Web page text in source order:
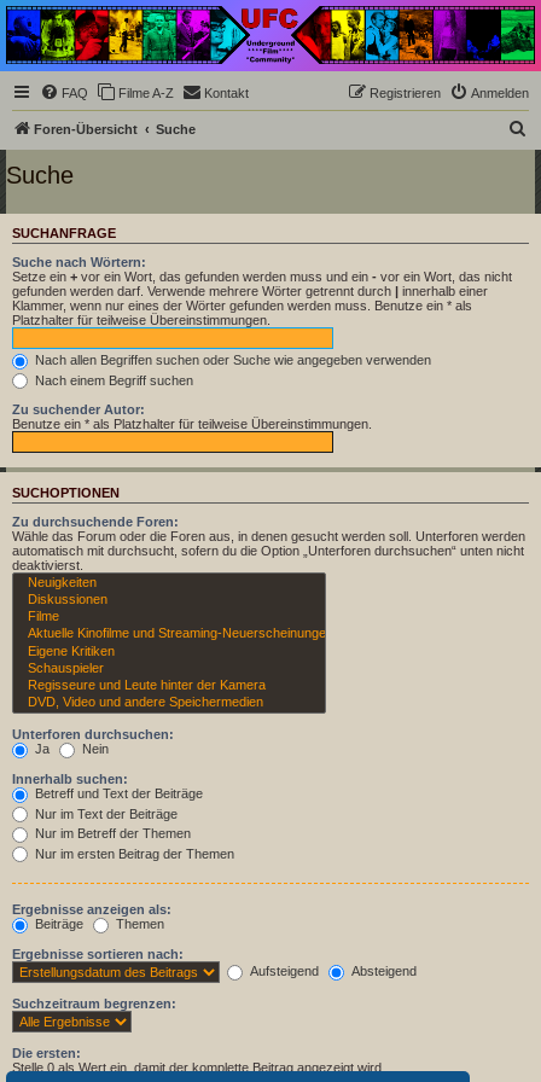
Underground Film
Community
Die Underground Film Community ist ein deutschsprachiges Filmforum und ein Paradies
für Cineasten und Filmsüchtige jenseits des Mainstreams.
FAQ Filme A-Z Kontakt Anmelden
Registrieren
Foren-Übersicht Suche
h
e
Suche
SUCHANFRAGE
Suche nach Wörtern:
Setze ein + vor ein Wort, das gefunden werden muss und ein - vor ein Wort, das nicht
gefunden werden darf. Verwende mehrere Wörter getrennt durch | innerhalb einer
Klammer, wenn nur eines der Wörter gefunden werden muss. Benutze ein * als
Platzhalter für teilweise Übereinstimmungen.
Nach allen Begriffen suchen oder Suche wie angegeben verwenden
Nach einem Begriff suchen
Zu suchender Autor:
Benutze ein * als Platzhalter für teilweise Übereinstimmungen.
SUCHOPTIONEN
Zu durchsuchende Foren:
Wähle das Forum oder die Foren aus, in denen gesucht werden soll. Unterforen werden
automatisch mit durchsucht, sofern du die Option „Unterforen durchsuchen“ unten nicht
deaktivierst.
Unterforen durchsuchen:
Ja
Nein
Innerhalb suchen:
Betreff und Text der Beiträge
Nur im Text der Beiträge
Nur im Betreff der Themen
Nur im ersten Beitrag der Themen
Ergebnisse anzeigen als:
Beiträge
Themen
Ergebnisse sortieren nach:
Aufsteigend
Absteigend
Suchzeitraum begrenzen:
Die ersten:
Stelle 0 als Wert ein, damit der komplette Beitrag angezeigt wird.